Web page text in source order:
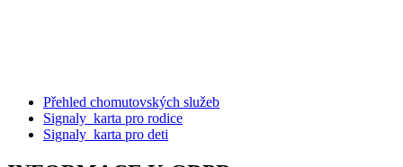
Přehled chomutovských služeb
Signaly_karta pro rodice
Signaly_karta pro deti